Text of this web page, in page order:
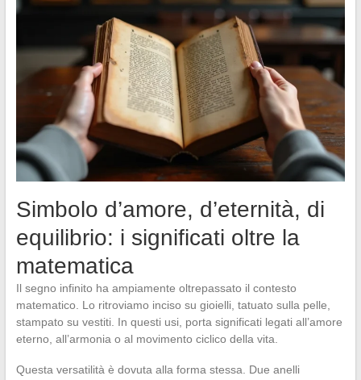
Simbolo d’amore, d’eternità, di
equilibrio: i significati oltre la
matematica
Il segno infinito ha ampiamente oltrepassato il contesto
matematico. Lo ritroviamo inciso su gioielli, tatuato sulla pelle,
stampato su vestiti. In questi usi, porta significati legati all’amore
eterno, all’armonia o al movimento ciclico della vita.
Questa versatilità è dovuta alla forma stessa. Due anelli